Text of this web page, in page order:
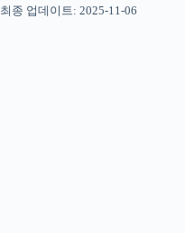
최종 업데이트: 2025-11-06